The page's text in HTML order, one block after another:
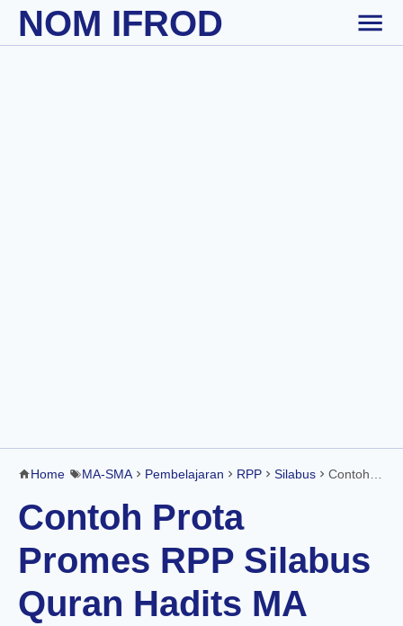
Skip to main content
NOM IFROD
Home MA-SMA Pembelajaran RPP Silabus Contoh Prota Promes RPP Silabus Quran Hadits MA Kelas XII K13
Contoh Prota
Promes RPP Silabus
Quran Hadits MA